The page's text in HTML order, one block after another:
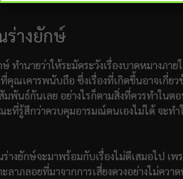
ร่างยักษ์
ทำนายว่าให้ระมัดระวังเรื่องบาดหมางภาย
ณเคารพนับถือ ซึ่งเรื่องที่เกิดขึ้นอาจเกี่ยว
พันธ์กันเลย อย่างไรก็ตามสิ่งที่ควรทำใน
ะที่รู้สึกว่าควบคุมอารมณ์ตนเองไม่ได้ จะท
างยักษ์จะมาพร้อมกับเรื่องไม่ดีเสมอไป เ
าภลอยที่มาจากการเสี่ยงดวงอย่างไม่ควา